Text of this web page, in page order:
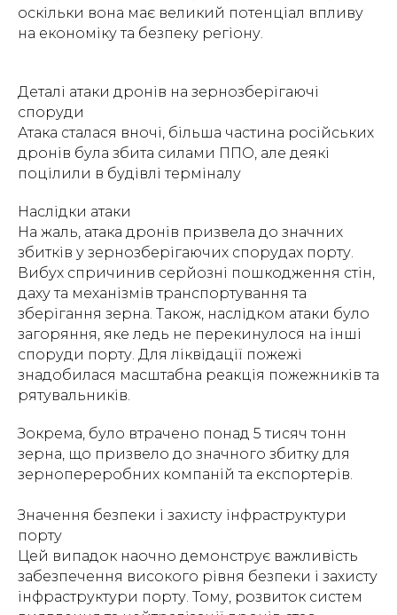
оскільки вона має великий потенціал впливу
на економіку та безпеку регіону.
Деталі атаки дронів на зернозберігаючі
споруди
Атака сталася вночі, більша частина російських
дронів була збита силами ППО, але деякі
поцілили в будівлі терміналу
Наслідки атаки
На жаль, атака дронів призвела до значних
збитків у зернозберігаючих спорудах порту.
Вибух спричинив серйозні пошкодження стін,
даху та механізмів транспортування та
зберігання зерна. Також, наслідком атаки було
загоряння, яке ледь не перекинулося на інші
споруди порту. Для ліквідації пожежі
знадобилася масштабна реакція пожежників та
рятувальників.
Зокрема, було втрачено понад 5 тисяч тонн
зерна, що призвело до значного збитку для
зернопереробних компаній та експортерів.
Значення безпеки і захисту інфраструктури
порту
Цей випадок наочно демонструє важливість
забезпечення високого рівня безпеки і захисту
інфраструктури порту. Тому, розвиток систем